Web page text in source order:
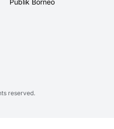
reserved.